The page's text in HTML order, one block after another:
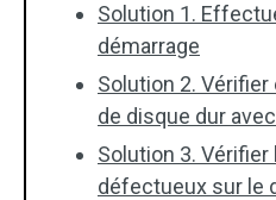
Solution 1.
démarrage
Solution 2.
de disque dur
Solution 3.
défectueux sur le